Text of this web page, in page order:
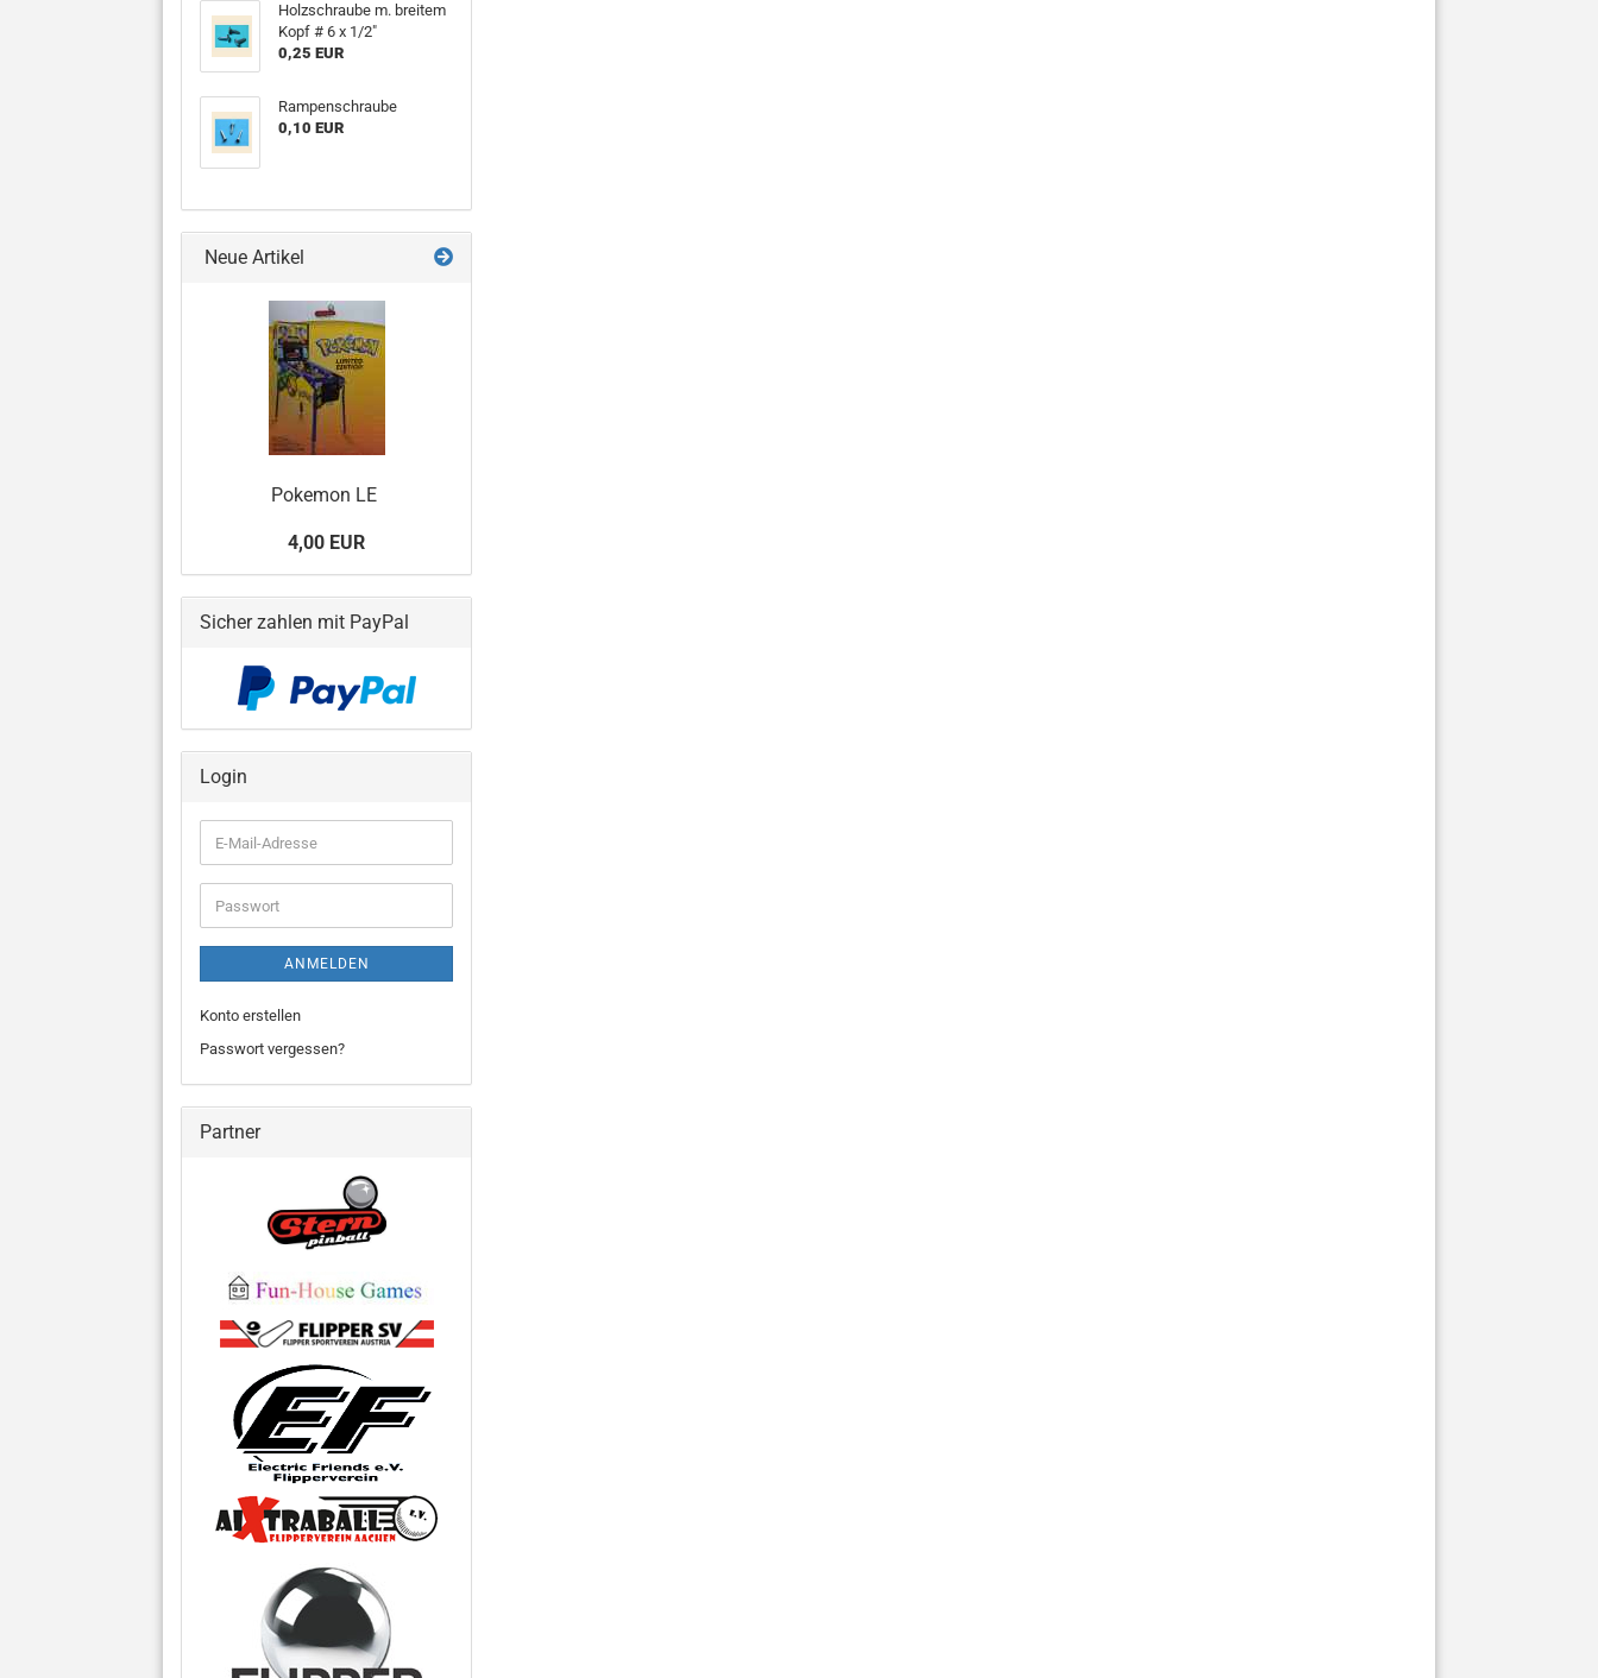
Holzschraube m. breitem
Kopf # 6 x 1/2"
0,25 EUR
Rampenschraube
0,10 EUR
Neue Artikel
Pokemon LE
4,00 EUR
Sicher zahlen mit PayPal
Login
E-
Mail-
Adresse
Passwort
ANMELDEN
Konto erstellen
Passwort vergessen?
Partner